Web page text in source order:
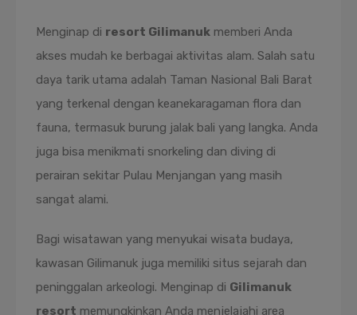
Menginap di resort Gilimanuk memberi Anda
akses mudah ke berbagai aktivitas alam. Salah satu
daya tarik utama adalah Taman Nasional Bali Barat
yang terkenal dengan keanekaragaman flora dan
fauna, termasuk burung jalak bali yang langka. Anda
juga bisa menikmati snorkeling dan diving di
perairan sekitar Pulau Menjangan yang masih
sangat alami.
Bagi wisatawan yang menyukai wisata budaya,
kawasan Gilimanuk juga memiliki situs sejarah dan
peninggalan arkeologi. Menginap di Gilimanuk
resort memungkinkan Anda menjelajahi area